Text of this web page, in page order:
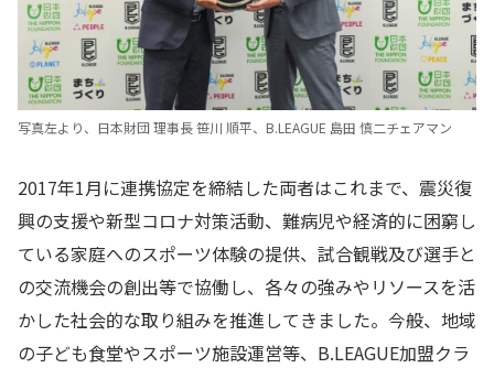
写真左より、日本財団 理事長 笹川 順平、B.LEAGUE 島田 慎二チェアマン
2017年1月に連携協定を締結した両者はこれまで、震災復
興の支援や新型コロナ対策活動、難病児や経済的に困窮し
ている家庭へのスポーツ体験の提供、試合観戦及び選手と
の交流機会の創出等で協働し、各々の強みやリソースを活
かした社会的な取り組みを推進してきました。今般、地域
の子ども食堂やスポーツ施設運営等、B.LEAGUE加盟クラ